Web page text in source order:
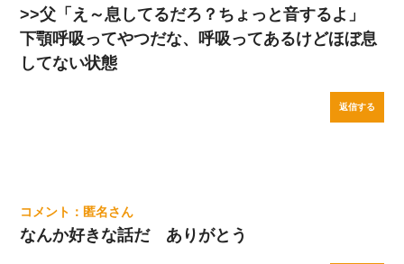
>>父「え～息してるだろ？ちょっと音するよ」
下顎呼吸ってやつだな、呼吸ってあるけどほぼ息
してない状態
返信する
匿名
なんか好きな話だ ありがとう